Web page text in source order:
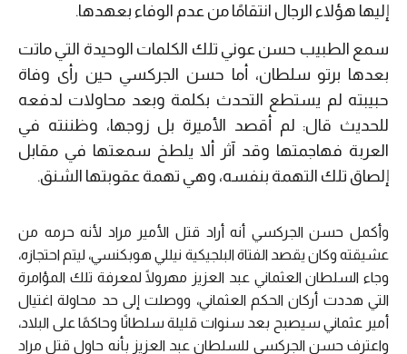
إليها هؤلاء الرجال انتقامًا من عدم الوفاء بعهدها.
سمع الطبيب حسن عوني تلك الكلمات الوحيدة التي ماتت
بعدها برتو سلطان، أما حسن الجركسي حين رأى وفاة
حبيبته لم يستطع التحدث بكلمة وبعد محاولات لدفعه
للحديث قال: لم أقصد الأميرة بل زوجها، وظننته في
العربة فهاجمتها وقد آثر ألا يلطخ سمعتها في مقابل
إلصاق تلك التهمة بنفسه، وهي تهمة عقوبتها الشنق.
وأكمل حسن الجركسي أنه أراد قتل الأمير مراد لأنه حرمه من
عشيقته وكان يقصد الفتاة البلجيكية نيللي هوبكنسي، ليتم احتجازه،
وجاء السلطان العثماني عبد العزيز مهرولًا لمعرفة تلك المؤامرة
التي هددت أركان الحكم العثماني، ووصلت إلى حد محاولة اغتيال
أمير عثماني سيصبح بعد سنوات قليلة سلطانًا وحاكمًا على البلاد،
واعترف حسن الجركسي للسلطان عبد العزيز بأنه حاول قتل مراد